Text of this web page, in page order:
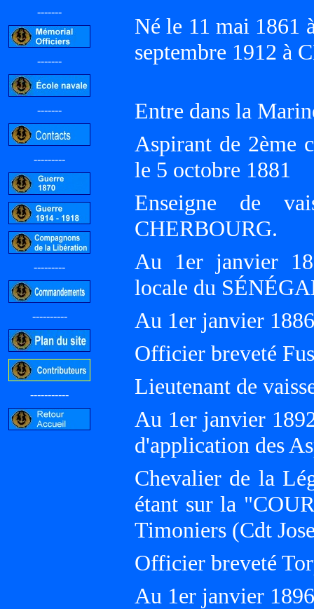
-------
-------
-------
---------
---------
----------
-----------
Né le 11 mai 1861
septembre 1912 à
Entre dans la
Aspirant de 2ème
le 5 octobre 1881
Enseigne de
CHERBOURG.
Au 1er janvier
locale du
Au 1er janvier
Officier breveté
Lieutenant de
Au 1er janvier
d'application des
Chevalier de la
étant sur la
Timoniers (Cdt
Officier breveté
Au 1er janvier